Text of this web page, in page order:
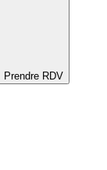
Prendre RDV